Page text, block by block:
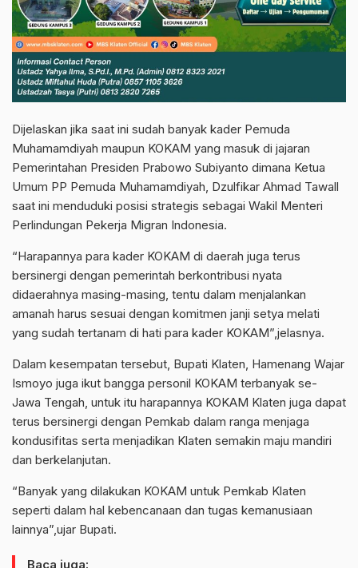
Dijelaskan jika saat ini sudah banyak kader Pemuda
Muhamamdiyah maupun KOKAM yang masuk di jajaran
Pemerintahan Presiden Prabowo Subiyanto dimana Ketua
Umum PP Pemuda Muhamamdiyah, Dzulfikar Ahmad Tawall
saat ini menduduki posisi strategis sebagai Wakil Menteri
Perlindungan Pekerja Migran Indonesia.
“Harapannya para kader KOKAM di daerah juga terus
bersinergi dengan pemerintah berkontribusi nyata
didaerahnya masing-masing, tentu dalam menjalankan
amanah harus sesuai dengan komitmen janji setya melati
yang sudah tertanam di hati para kader KOKAM”,jelasnya.
Dalam kesempatan tersebut, Bupati Klaten, Hamenang Wajar
Ismoyo juga ikut bangga personil KOKAM terbanyak se-
Jawa Tengah, untuk itu harapannya KOKAM Klaten juga dapat
terus bersinergi dengan Pemkab dalam ranga menjaga
kondusifitas serta menjadikan Klaten semakin maju mandiri
dan berkelanjutan.
“Banyak yang dilakukan KOKAM untuk Pemkab Klaten
seperti dalam hal kebencanaan dan tugas kemanusiaan
lainnya”,ujar Bupati.
Baca juga: